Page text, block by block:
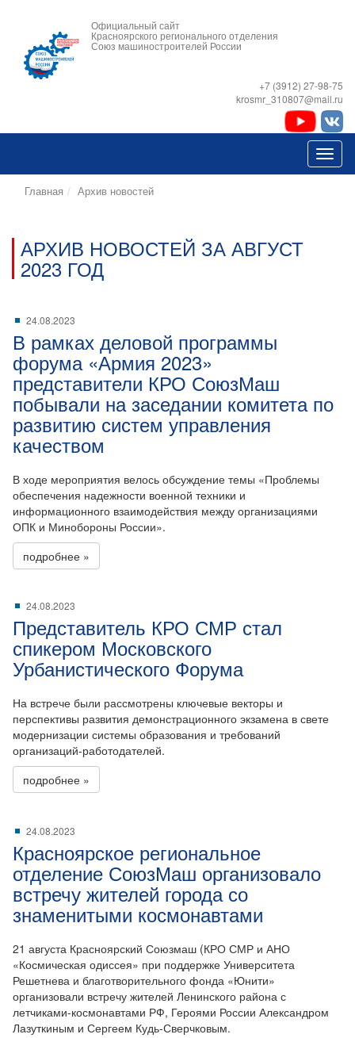
Официальный сайт
Красноярского регионального отделения
Союз машиностроителей России
+7 (3912) 27-98-75
krosmr_310807@mail.ru
Главная Архив новостей
АРХИВ НОВОСТЕЙ ЗА АВГУСТ
2023 ГОД
24.08.2023
В рамках деловой программы
форума «Армия 2023»
представители КРО СоюзМаш
побывали на заседании комитета по
развитию систем управления
качеством
В ходе мероприятия велось обсуждение темы «Проблемы
обеспечения надежности военной техники и
информационного взаимодействия между организациями
ОПК и Минобороны России».
подробнее »
24.08.2023
Представитель КРО СМР стал
спикером Московского
Урбанистического Форума
На встрече были рассмотрены ключевые векторы и
перспективы развития демонстрационного экзамена в свете
модернизации системы образования и требований
организаций-работодателей.
подробнее »
24.08.2023
Красноярское региональное
отделение СоюзМаш организовало
встречу жителей города со
знаменитыми космонавтами
21 августа Красноярский Союзмаш (КРО СМР и АНО
«Космическая одиссея» при поддержке Университета
Решетнева и благотворительного фонда «Юнити»
организовали встречу жителей Ленинского района с
летчиками-космонавтами РФ, Героями России Александром
Лазуткиным и Сергеем Кудь-Сверчковым.